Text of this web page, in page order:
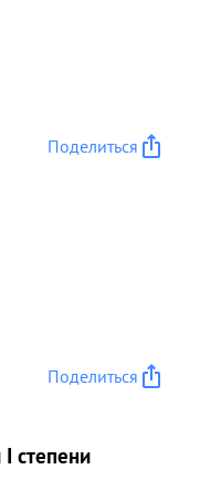
Поделиться
Поделиться
степени